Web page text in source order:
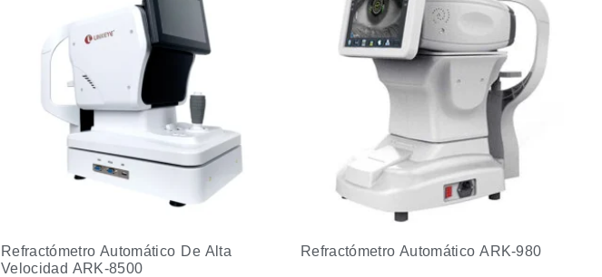
Refractómetro Automático De Alta
Velocidad ARK-8500
Refractómetro Automático ARK-980